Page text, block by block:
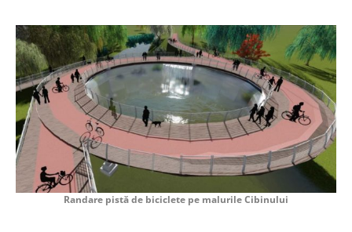
Randare pistă de biciclete pe malurile Cibinului